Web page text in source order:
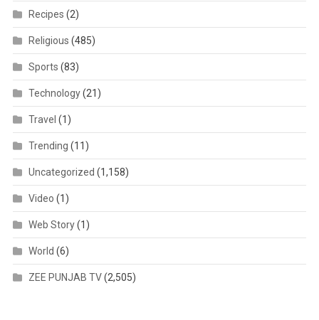
Recipes (2)
Religious (485)
Sports (83)
Technology(21)
Travel (1)
Trending (11)
Uncategorized (1,158)
Video (1)
Web Story(1)
World (6)
ZEE PUNJAB TV(2,505)